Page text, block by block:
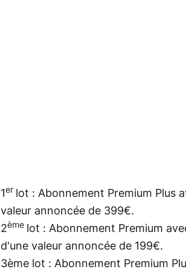
1 er lot : Abonnement Premium Plus
valeur annoncée de 399€.
2ème lot : Abonnement Premium
d'une valeur annoncée de 199€.
3ème lot : Abonnement Premium